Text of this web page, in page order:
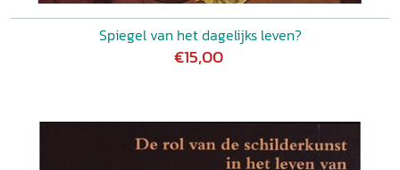
Spiegel van het dagelijks leven?
€15,00